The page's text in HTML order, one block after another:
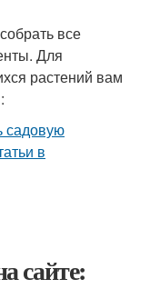
все
Для
растений вам
сайте: